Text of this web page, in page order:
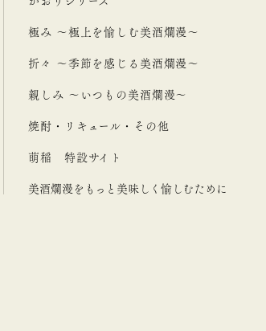
極み ～極上を愉しむ美酒爛漫～
折々 ～季節を感じる美酒爛漫～
親しみ ～いつもの美酒爛漫～
焼酎・リキュール・その他
萌稲 特設サイト
美酒爛漫をもっと美味しく愉しむために